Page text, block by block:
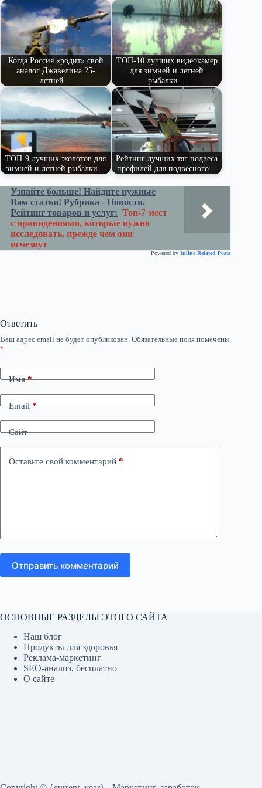
ss
ni
ki
t
pp
m
r
ви
ть
Когда Россия «родит» свой
аналог Джавелина 25-
летней…
ТОП-10 лучших видеокамер
для зимней и летней
рыбалки…
ТОП-9 лучших эхолотов для
зимней и летней рыбалки…
Рейтинг лучших тяг подвеса
профилей для подвесного…
Узнайте больше! Найдите нужные
Вам статьи! Рубрика - Новости.
Рейтинг товаров и услуг: Топ-7 мест
с привидениями, которые нужно
исследовать, прежде чем они
исчезнут
Powered by Inline Related Posts
Ответить
Ваш адрес email не будет опубликован. Обязательные поля помечены
*
Имя*
Email*
Сайт
Оставьте свой комментарий *
Отправить комментарий
ОСНОВНЫЕ РАЗДЕЛЫ ЭТОГО САЙТА
Наш блог
Продукты для здоровья
Реклама-маркетинг
SEO-анализ, бесплатно
О сайте